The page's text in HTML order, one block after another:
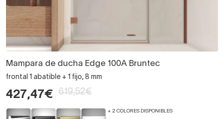
Mampara de ducha Edge 100A Bruntec
frontal 1 abatible + 1 fijo, 8 mm
427,47€ 619,52€
+ 2 COLORES DISPONIBLES